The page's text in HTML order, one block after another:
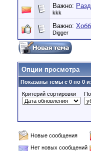
Важно:
kkk
Важно:
Digger
Опции просмотра
Показаны темы с 0 по 0
Критерий сортировки
Новые сообщения
Нет новых сообщений